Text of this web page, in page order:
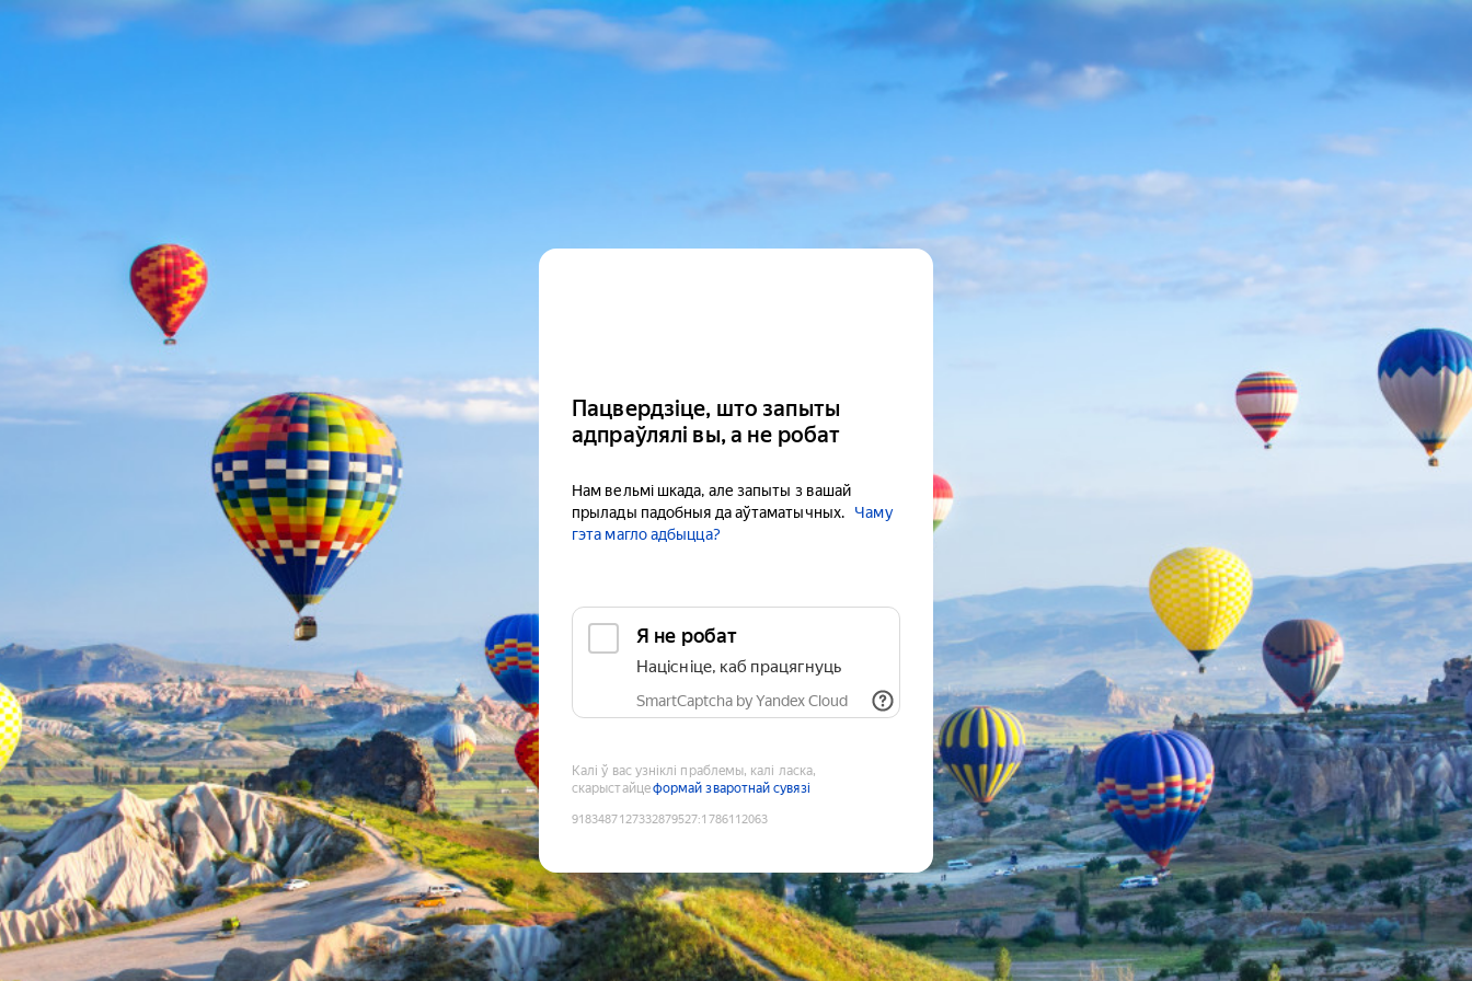
Пацвердзіце, што запыты
адпраўлялі вы, а не робат
Нам вельмі шкада, але запыты з вашай
прылады падобныя да аўтаматычных.
Чаму
гэта магло адбыцца?
Я не робат
Націсніце, каб працягнуць
SmartCaptcha by Yandex Cloud
Калі ў вас узніклі праблемы, калі ласка,
скарыстайцеформай зваротнай сувязі
9183487127332879527:1786112063